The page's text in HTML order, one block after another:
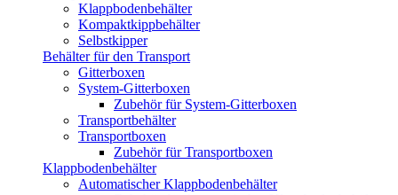
Klappbodenbehälter
Kompaktkippbehälter
Selbstkipper
Behälter für den Transport
Gitterboxen
System-Gitterboxen
Zubehör für System-Gitterboxen
Transportbehälter
Transportboxen
Zubehör für Transportboxen
Klappbodenbehälter
Automatischer Klappbodenbehälter